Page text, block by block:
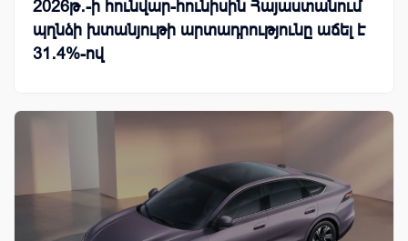
2026թ․-ի հունվար-հունիսին Հայաստանում
պղնձի խտանյութի արտադրությունը աճել է
31․4%-ով